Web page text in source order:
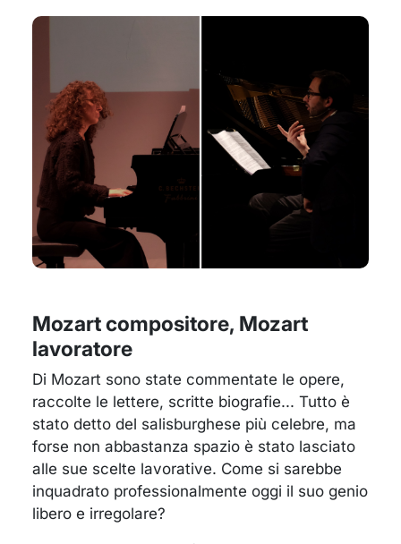
Mozart compositore, Mozart
lavoratore
Di Mozart sono state commentate le opere,
raccolte le lettere, scritte biografie... Tutto è
stato detto del salisburghese più celebre, ma
forse non abbastanza spazio è stato lasciato
alle sue scelte lavorative. Come si sarebbe
inquadrato professionalmente oggi il suo genio
libero e irregolare?